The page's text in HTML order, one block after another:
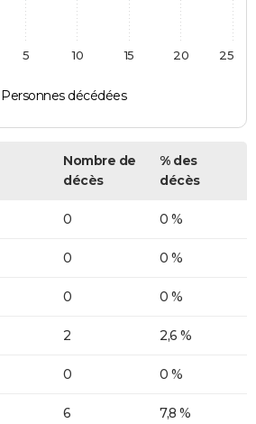
Personnes décédées
5 10 15 20 25
Nombre de
décès
% des
décès
0 0 %
0 0 %
0 0 %
2 2,6 %
0 0 %
6 7,8 %